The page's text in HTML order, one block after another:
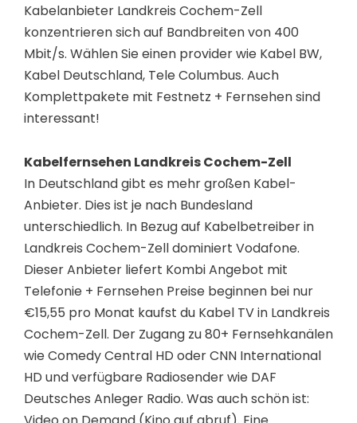
Kabelanbieter Landkreis Cochem-Zell
konzentrieren sich auf Bandbreiten von 400
Mbit/s. Wählen Sie einen provider wie Kabel BW,
Kabel Deutschland, Tele Columbus. Auch
Komplettpakete mit Festnetz + Fernsehen sind
interessant!
Kabelfernsehen Landkreis Cochem-Zell
In Deutschland gibt es mehr großen Kabel-
Anbieter. Dies ist je nach Bundesland
unterschiedlich. In Bezug auf Kabelbetreiber in
Landkreis Cochem-Zell dominiert Vodafone.
Dieser Anbieter liefert Kombi Angebot mit
Telefonie + Fernsehen Preise beginnen bei nur
€15,55 pro Monat kaufst du Kabel TV in Landkreis
Cochem-Zell. Der Zugang zu 80+ Fernsehkanälen
wie Comedy Central HD oder CNN International
HD und verfügbare Radiosender wie DAF
Deutsches Anleger Radio. Was auch schön ist: